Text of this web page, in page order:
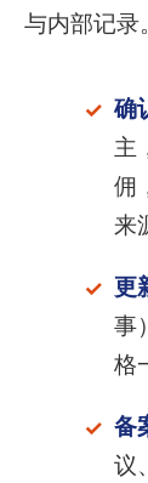
与内部记录
确
主
佣
来
更
事
格
备
议